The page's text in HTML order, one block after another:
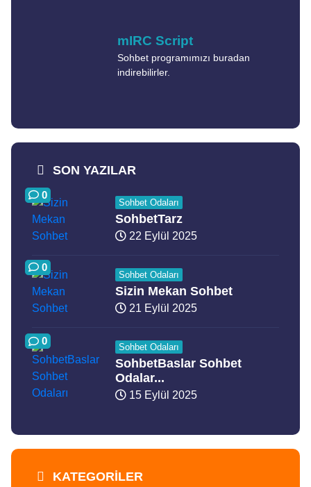
mIRC Script
Sohbet programımızı buradan
indirebilirler.
SON YAZILAR
0
Sohbet Odaları
SohbetTarz
22 Eylül 2025
0
Sohbet Odaları
Sizin Mekan Sohbet
21 Eylül 2025
0
Sohbet Odaları
SohbetBaslar Sohbet
Odalar...
15 Eylül 2025
KATEGORILER